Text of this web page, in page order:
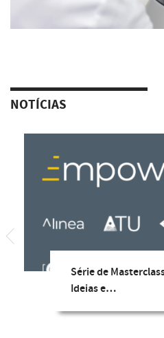
NOTÍCIAS
Série de
Ideias e…